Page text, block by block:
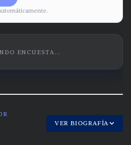
ENCUESTA...
VER BIOGRAFÍA